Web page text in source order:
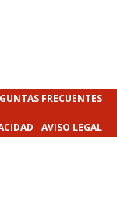
FRECUENTES
AVISO LEGAL